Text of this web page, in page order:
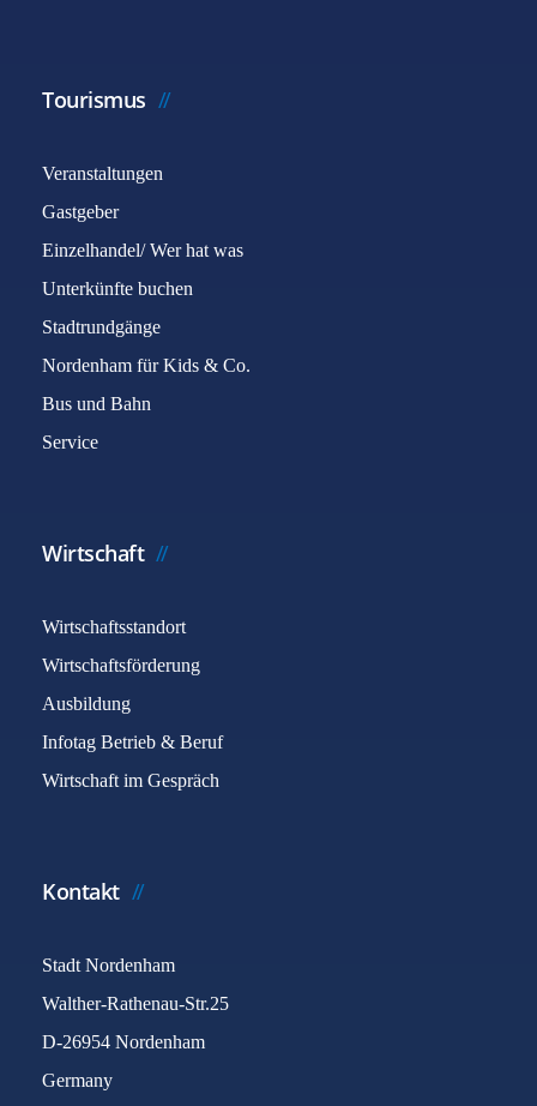
Tourismus
Veranstaltungen
Gastgeber
Einzelhandel/ Wer hat was
Unterkünfte buchen
Stadtrundgänge
Nordenham für Kids & Co.
Bus und Bahn
Service
Wirtschaft
Wirtschaftsstandort
Wirtschaftsförderung
Ausbildung
Infotag Betrieb & Beruf
Wirtschaft im Gespräch
Kontakt
Stadt Nordenham
Walther-Rathenau-Str.25
D-26954 Nordenham
Germany